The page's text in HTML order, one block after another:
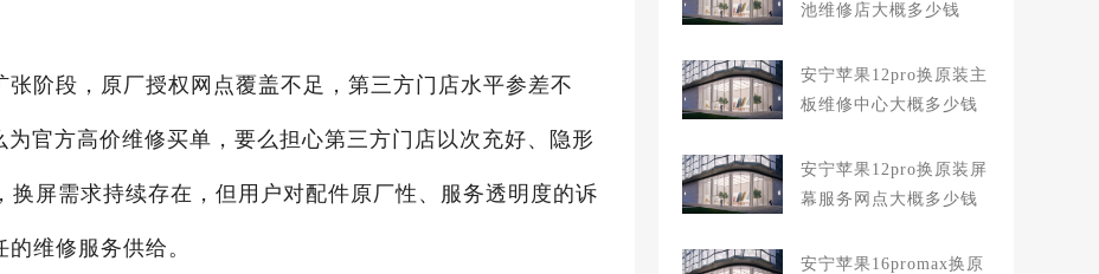
阶段，原厂授权网点覆盖不足，第三方门店水平参差不
官方高价维修买单，要么担心第三方门店以次充好、隐形
换屏需求持续存在，但用户对配件原厂性、服务透明度的诉
维修服务供给。
池维修店大概多少钱
安宁苹果12pro换原装主
板维修中心大概多少钱
安宁苹果12pro换原装屏
幕服务网点大概多少钱
安宁苹果16promax换原